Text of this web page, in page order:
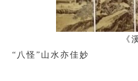
《
“八怪”山水亦佳妙